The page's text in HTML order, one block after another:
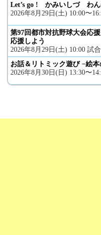
Let’s go ! かみいしづ わん
2026年8月29日(土) 10:00〜
第97回都市対抗野球大会応
応援しよう
2026年8月29日(土) 10:00 試
お話＆リトミック遊び −絵
2026年8月30日(日) 13:30〜